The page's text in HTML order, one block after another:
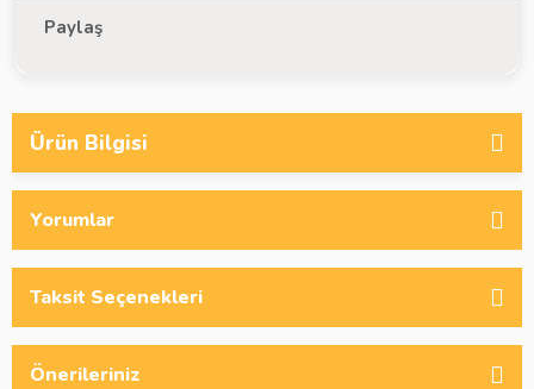
Paylaş
Ürün Bilgisi
Yorumlar
Taksit Seçenekleri
Önerileriniz